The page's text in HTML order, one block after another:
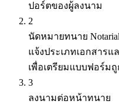
ปอร์ตของผู้ลงนาม
2
นัดหมายทนาย Notarial
แจ้งประเภทเอกสาร
เพื่อเตรียมแบบฟอร์มถู
3
ลงนามต่อหน้าทนาย